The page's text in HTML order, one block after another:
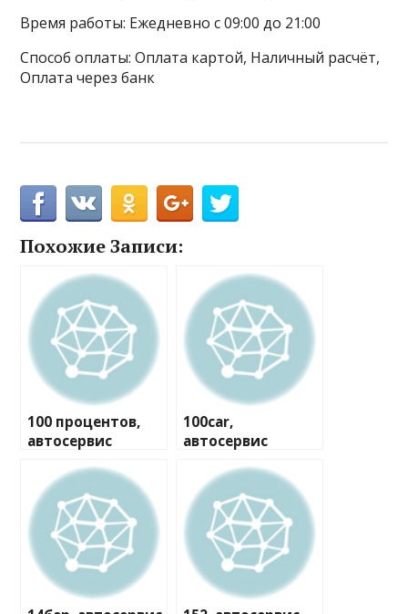
Время работы: Ежедневно с 09:00 до 21:00
Способ оплаты: Оплата картой, Наличный расчёт,
Оплата через банк
Похожие Записи:
100 процентов,
автосервис
100car,
автосервис